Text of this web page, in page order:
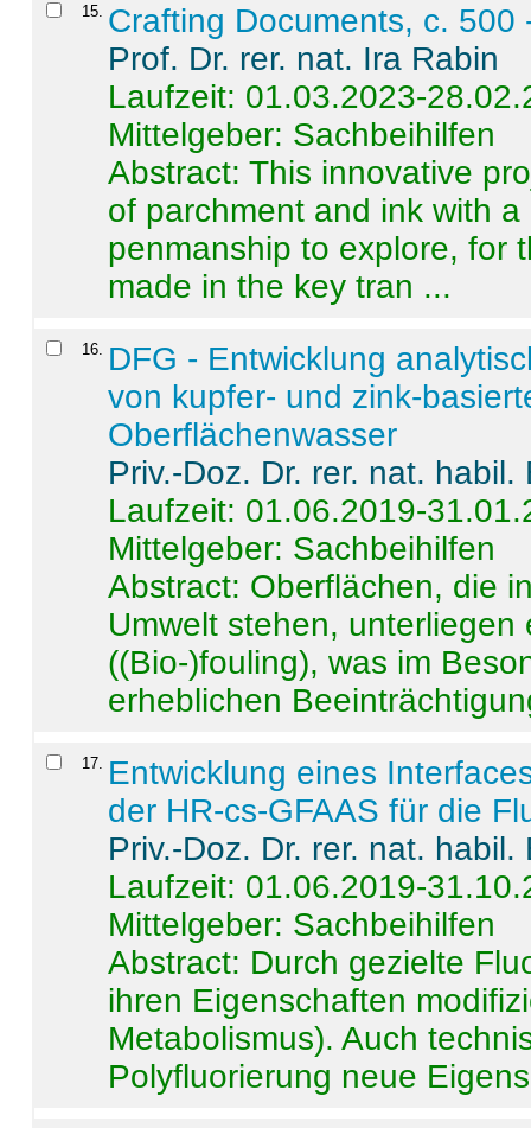
15 Crafting Documents, c. 500
Prof. Dr. rer. nat. Ira Rabin
Laufzeit: 01.03.2023-
Mittelgeber: Sachbeihilfen
Abstract:This innovative
of parchment and ink with
penmanship to explore, for
made in the key tran ...
16
DFG - Entwicklung
von kupfer- und zink-
Oberflächenwasser
Priv.-Doz. Dr. rer. nat.
Laufzeit: 01.06.2019-
Mittelgeber: Sachbeihilfen
Abstract: Oberflächen, die
Umwelt stehen,
((Bio-)fouling), was im
erheblichen
17
Entwicklung eines
der HR-cs-GFAAS für die
Priv.-Doz. Dr. rer. nat.
Laufzeit: 01.06.2019-
Mittelgeber: Sachbeihilfen
Abstract: Durch gezielte
ihren Eigenschaften
Metabolismus). Auch
Polyfluorierung neue